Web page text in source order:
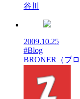
谷川
2009.10.25
#Blog
BRONER（ブ